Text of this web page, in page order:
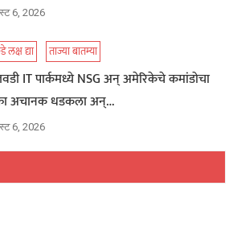
6, 2026
लक्ष द्या ताज्या बातम्या
IT पार्कमध्ये NSG अन् अमेरिकेचे कमांडोचा
अचानक धडकला अन्…
6, 2026